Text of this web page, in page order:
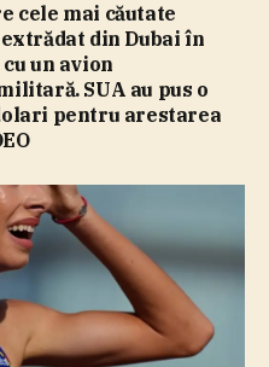
cele mai căutate
din Dubai în
un avion
SUA au pus o
pentru arestarea